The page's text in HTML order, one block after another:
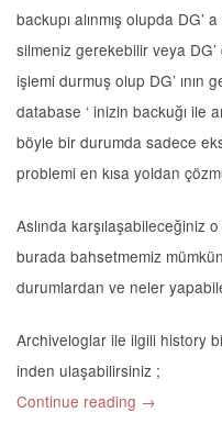
backupı alınmış olupda DG’
silmeniz gerekebilir veya
işlemi durmuş olup DG’ ının
database ‘ inizin backuğı ile
böyle bir durumda sadece
problemi en kısa yoldan
Aslında karşılaşabileceğiniz
burada bahsetmemiz
durumlardan ve neler
Archiveloglar ile ilgili history
inden ulaşabilirsiniz ;
Continue reading →